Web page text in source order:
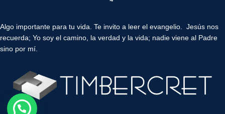
Algo importante para tu vida. Te invito a leer el evangelio. Jesús nos
recuerda; Yo soy el camino, la verdad y la vida; nadie viene al Padre
sino por mí.